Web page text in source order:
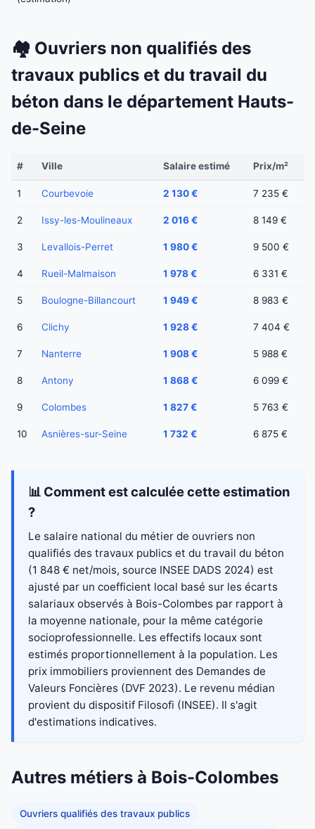
🏘️ Ouvriers non qualifiés des
travaux publics et du travail du
béton dans le département Hauts-
de-Seine
# Ville Salaire estimé Prix/m²
1 Courbevoie 2 130 € 7 235 €
2 Issy-les-Moulineaux 2 016 € 8 149 €
3 Levallois-Perret 1 980 € 9 500 €
4 Rueil-Malmaison 1 978 € 6 331 €
5 Boulogne-Billancourt 1 949 € 8 983 €
6 Clichy 1 928 € 7 404 €
7 Nanterre 1 908 € 5 988 €
8 Antony 1 868 € 6 099 €
9 Colombes 1 827 € 5 763 €
10 Asnières-sur-Seine 1 732 € 6 875 €
📊 Comment est calculée cette estimation
?
Le salaire national du métier de ouvriers non
qualifiés des travaux publics et du travail du béton
(1 848 € net/mois, source INSEE DADS 2024) est
ajusté par un coefficient local basé sur les écarts
salariaux observés à Bois-Colombes par rapport à
la moyenne nationale, pour la même catégorie
socioprofessionnelle. Les effectifs locaux sont
estimés proportionnellement à la population. Les
prix immobiliers proviennent des Demandes de
Valeurs Foncières (DVF 2023). Le revenu médian
provient du dispositif Filosofi (INSEE). Il s'agit
d'estimations indicatives.
Autres métiers à Bois-Colombes
Ouvriers qualifiés des travaux publics